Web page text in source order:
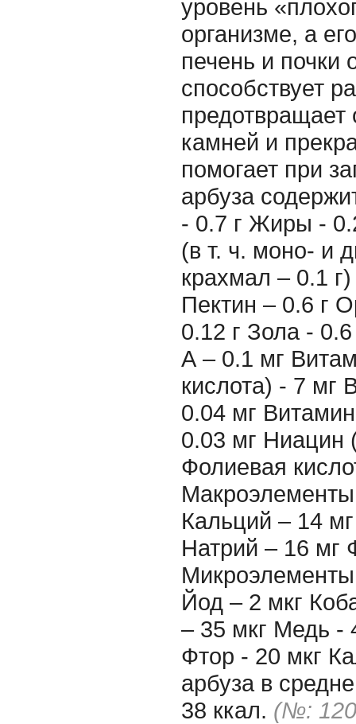
уровень
организме, а
печень и почки
способствует
предотвращает
камней и
помогает при
арбуза
- 0.7 г Жиры -
(в т. ч. моно- и
крахмал – 0.1
Пектин – 0.6 г
0.12 г Зола -
А – 0.1 мг
кислота) - 7 мг
0.04 мг
0.03 мг Ниацин
Фолиевая
Кальций – 14
Натрий – 16 мг
Йод – 2 мкг
– 35 мкг Медь -
Фтор - 20 мкг
арбуза в
38 ккал. (№: